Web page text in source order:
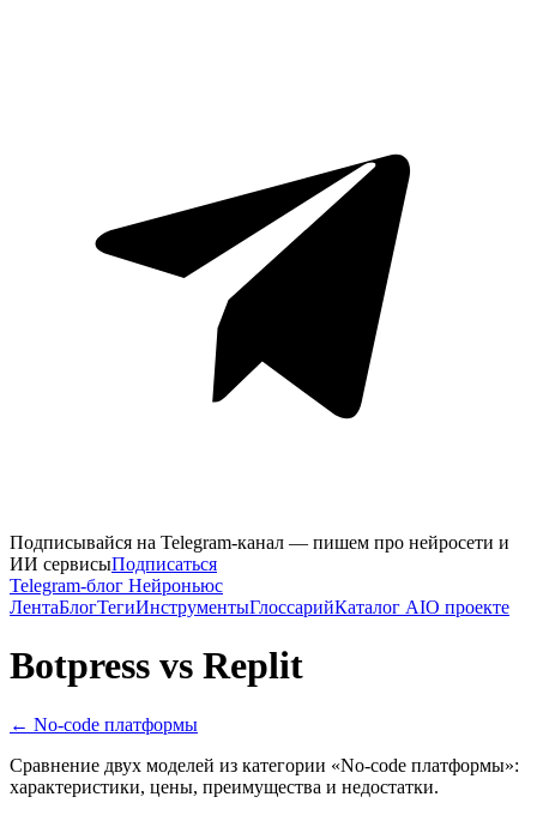
Подписывайся на Telegram-канал — пишем про нейросети и
ИИ сервисыПодписаться
Telegram-блог Нейроньюс
ЛентаБлогТегиИнструментыГлоссарийКаталог AIО проекте
Botpress vs Replit
← No-code платформы
Сравнение двух моделей из категории «No-code платформы»:
характеристики, цены, преимущества и недостатки.